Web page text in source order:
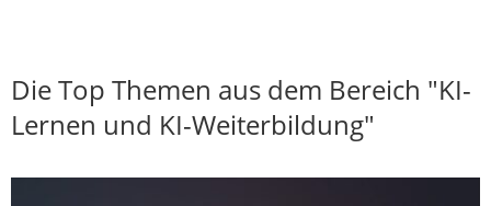
Die Top Themen aus dem Bereich "KI-
Lernen und KI-Weiterbildung"